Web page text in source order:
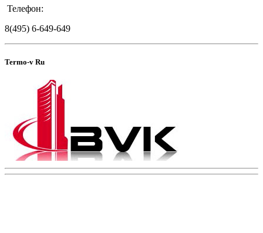
Телефон:
8(495) 6-649-649
Termo-v Ru